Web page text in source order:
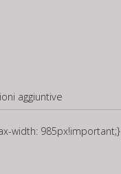
aggiuntive
width: 985px!important;}